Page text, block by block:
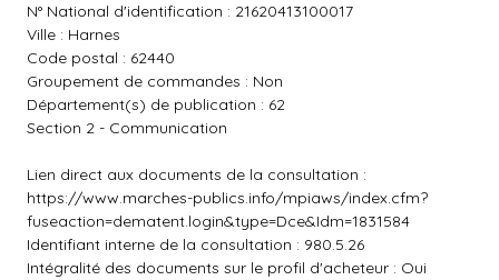
N° National d'identification : 21620413100017
Ville : Harnes
Code postal : 62440
Groupement de commandes : Non
Département(s) de publication : 62
Section 2 - Communication
Lien direct aux documents de la consultation :
https://www.marches-publics.info/mpiaws/index.cfm?
fuseaction=dematent.login&type=Dce&Idm=1831584
Identifiant interne de la consultation : 980.5.26
Intégralité des documents sur le profil d'acheteur : Oui